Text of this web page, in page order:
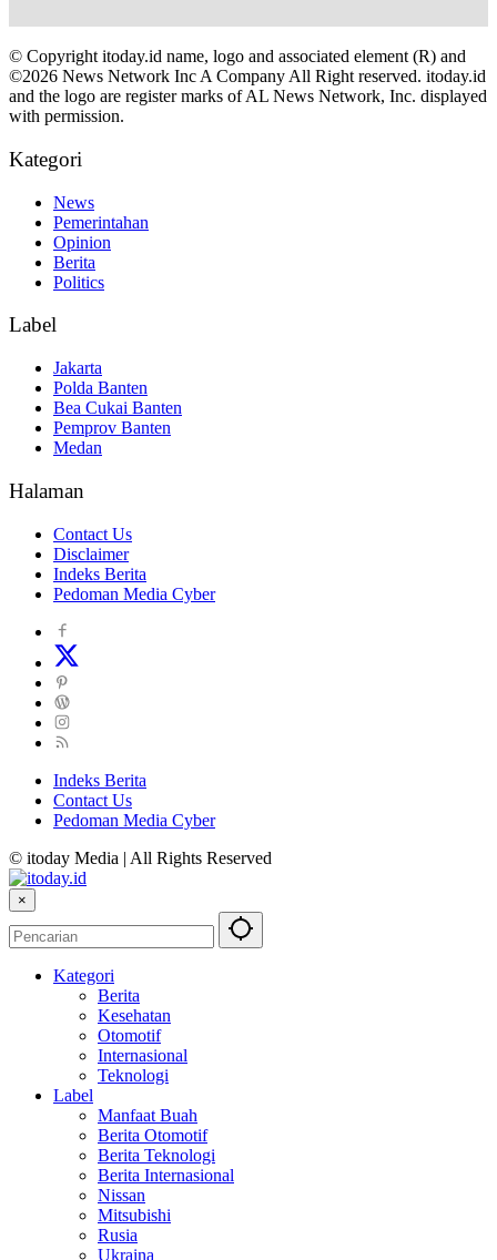
© Copyright itoday.id name, logo and associated element (R) and
©2026 News Network Inc A Company All Right reserved. itoday.id
and the logo are register marks of AL News Network, Inc. displayed
with permission.
Kategori
News
Pemerintahan
Opinion
Berita
Politics
Label
Jakarta
Polda Banten
Bea Cukai Banten
Pemprov Banten
Medan
Halaman
Contact Us
Disclaimer
Indeks Berita
Pedoman Media Cyber
Indeks Berita
Contact Us
Pedoman Media Cyber
© itoday Media | All Rights Reserved
×
Kategori
Berita
Kesehatan
Otomotif
Internasional
Teknologi
Label
Manfaat Buah
Berita Otomotif
Berita Teknologi
Berita Internasional
Nissan
Mitsubishi
Rusia
Ukraina